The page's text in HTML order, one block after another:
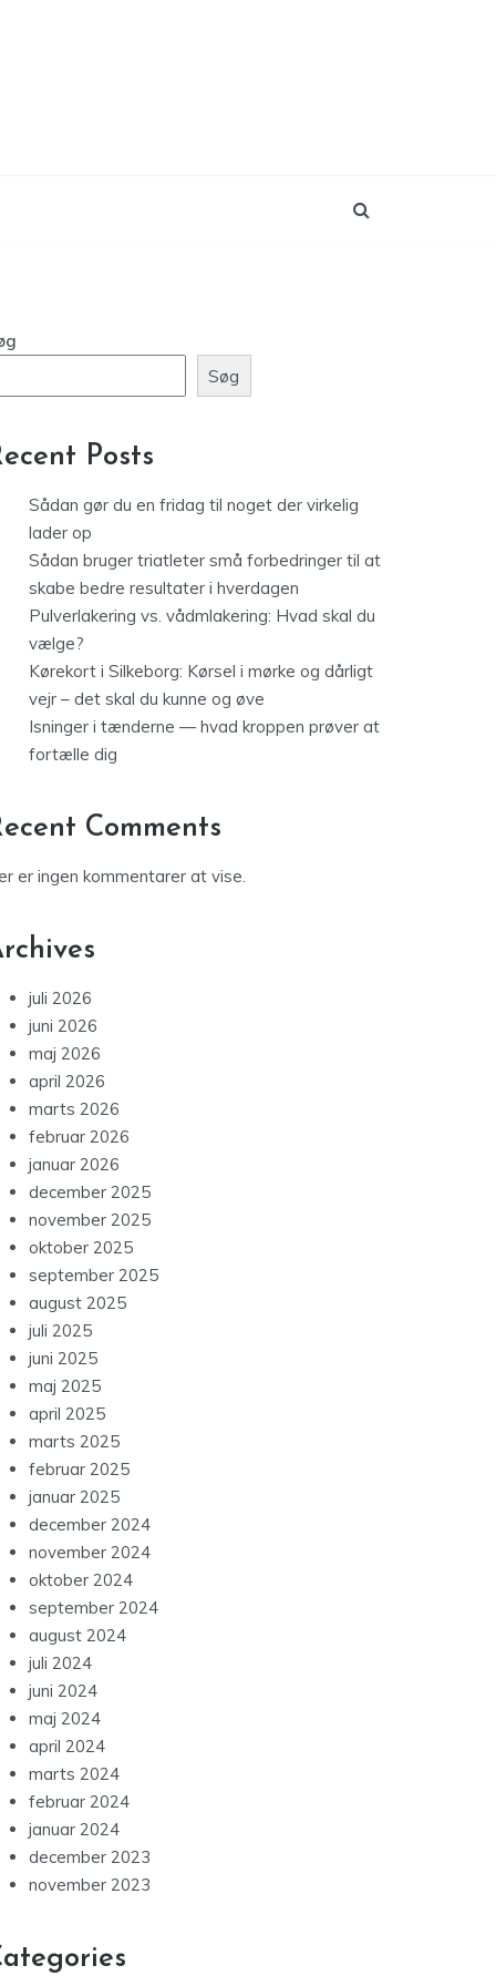
Søg
Posts
Sådan gør du en fridag til noget der virkelig
lader op
Sådan bruger triatleter små forbedringer til at
skabe bedre resultater i hverdagen
Pulverlakering vs. vådmlakering: Hvad skal du
vælge?
Kørekort i Silkeborg: Kørsel i mørke og dårligt
vejr – det skal du kunne og øve
Isninger i tænderne — hvad kroppen prøver at
fortælle dig
Comments
er ingen kommentarer at vise.
juli 2026
juni 2026
maj 2026
april 2026
marts 2026
februar 2026
januar 2026
december 2025
november 2025
oktober 2025
september 2025
august 2025
juli 2025
juni 2025
maj 2025
april 2025
marts 2025
februar 2025
januar 2025
december 2024
november 2024
oktober 2024
september 2024
august 2024
juli 2024
juni 2024
maj 2024
april 2024
marts 2024
februar 2024
januar 2024
december 2023
november 2023